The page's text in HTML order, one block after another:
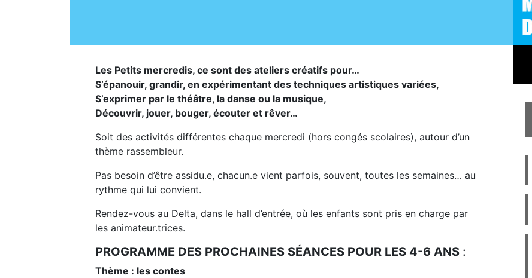
Les Petits mercredis, ce sont des ateliers créatifs pour…
S’épanouir, grandir, en expérimentant des techniques artistiques variées,
S’exprimer par le théâtre, la danse ou la musique,
Découvrir, jouer, bouger, écouter et rêver…
Soit des activités différentes chaque mercredi (hors congés scolaires), autour d’un
thème rassembleur.
Pas besoin d’être assidu.e, chacun.e vient parfois, souvent, toutes les semaines… au
rythme qui lui convient.
Rendez-vous au Delta, dans le hall d’entrée, où les enfants sont pris en charge par
les animateur.trices.
PROGRAMME DES PROCHAINES SÉANCES POUR LES 4-6 ANS :
Thème : les contes